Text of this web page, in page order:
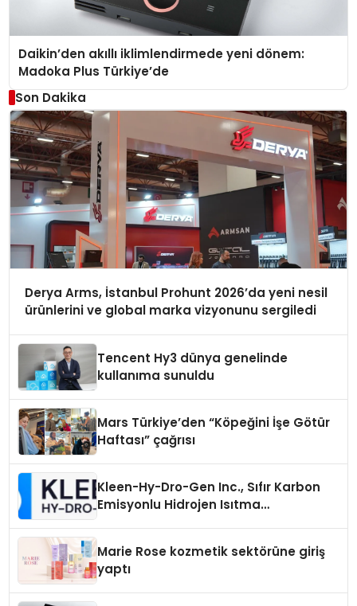
Daikin’den akıllı iklimlendirmede yeni dönem:
Madoka Plus Türkiye’de
Son Dakika
Derya Arms, İstanbul Prohunt 2026’da yeni nesil
ürünlerini ve global marka vizyonunu sergiledi
Tencent Hy3 dünya genelinde
kullanıma sunuldu
Mars Türkiye’den “Köpeğini İşe Götür
Haftası” çağrısı
Kleen-Hy-Dro-Gen Inc., Sıfır Karbon
Emisyonlu Hidrojen Isıtma
Marie Rose kozmetik sektörüne giriş
yaptı